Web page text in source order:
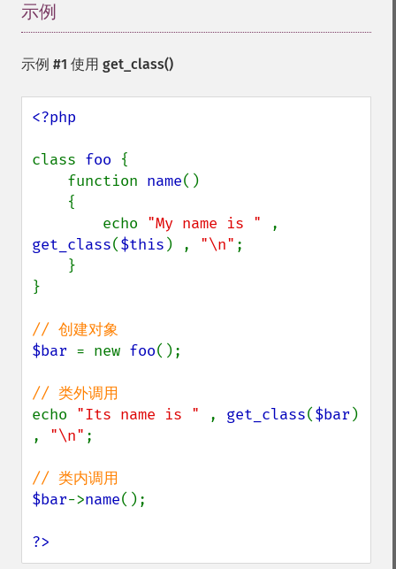
示例
示例 #1 使用 get_class()
<?php
class foo {
    function
name()
        echo
"My name is "
get_class($this ) , "\n" ;
}
$bar = new foo();
echo "Its name is " , get_class($bar )
, "\n" ;
$bar->name();
?>